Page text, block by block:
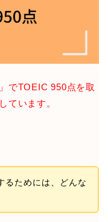
でTOEIC 950点を取
ています。
るためには、どんな